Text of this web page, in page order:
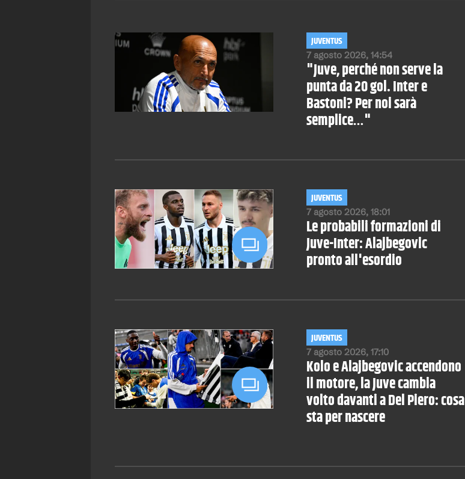
7 agosto 2026, 14:54
JUVENTUS
"Juve, perché non serve la
punta da 20 gol. Inter e
Bastoni? Per noi sarà
semplice…"
7 agosto 2026, 18:01
JUVENTUS
Le probabili formazioni di
Juve-Inter: Alajbegovic
pronto all'esordio
7 agosto 2026, 17:10
JUVENTUS
Kolo e Alajbegovic accendono
il motore, la Juve cambia
volto davanti a Del Piero: cosa
sta per nascere